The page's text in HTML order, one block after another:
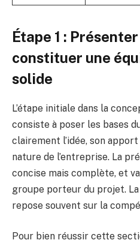
Étape 1 :
constituer une
solide
L’étape initiale dans la
consiste à poser les bases
clairement l’idée, son
nature de l’entreprise. La
concise mais complète, et
groupe porteur du projet.
repose souvent sur la
Pour bien réussir cette